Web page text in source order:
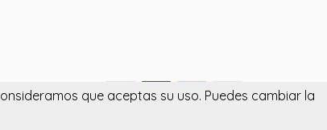
que aceptas su uso. Puedes cambiar la